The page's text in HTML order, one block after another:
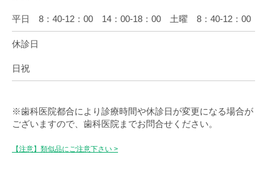
平日 8：40-12：00 14：00-18：00 土曜 8：40-12：00
休診日
日祝
※歯科医院都合により診療時間や休診日が変更になる場合が
ございますので、歯科医院までお問合せください。
【注意】類似品にご注意下さい >